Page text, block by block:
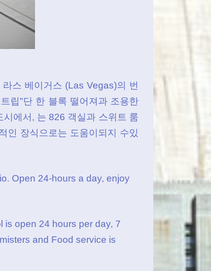
라스 베이거스 (Las Vegas)의 번
립"단 한 블록 떨어져과 조용한
에서, 는 826 객실과 스위트 룸
인 장식으로는 도움이되지 수있
. Open 24-hours a day, enjoy
is open 24 hours per day, 7
and Food service is